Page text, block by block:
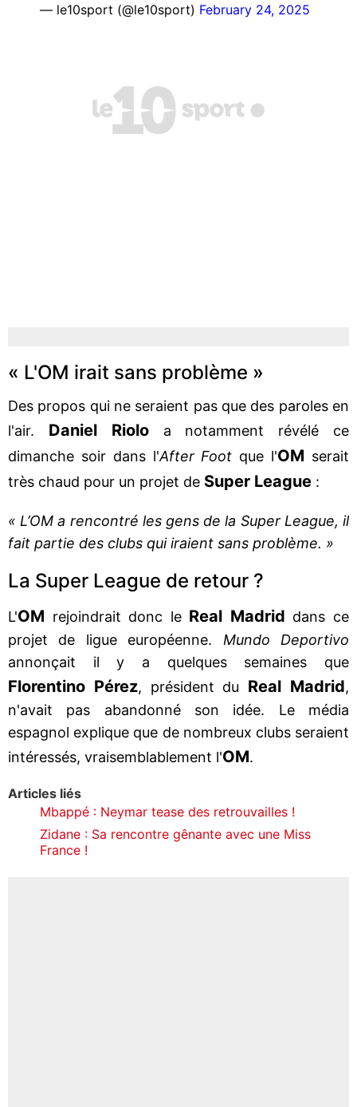
— le10sport (@le10sport) February 24, 2025
« L'OM irait sans problème »
Des propos qui ne seraient pas que des paroles en
l'air.
Daniel Rioloa notamment révélé ce
dimanche soir dans l'After Foot que l'OM serait
très chaud pour un projet de Super League :
« L’OM a rencontré les gens de la Super League, il
fait partie des clubs qui iraient sans problème. »
La Super League de retour ?
L'OM rejoindrait donc le Real Madrid dans ce
projet de ligue européenne. Mundo Deportivo
annonçait il y a quelques semaines que
Florentino Pérez, président du Real Madrid,
n'avait pas abandonné son idée. Le média
espagnol explique que de nombreux clubs seraient
intéressés, vraisemblablement l'OM.
Articles liés
Mbappé : Neymar tease des retrouvailles !
Zidane : Sa rencontre gênante avec une Miss
France !